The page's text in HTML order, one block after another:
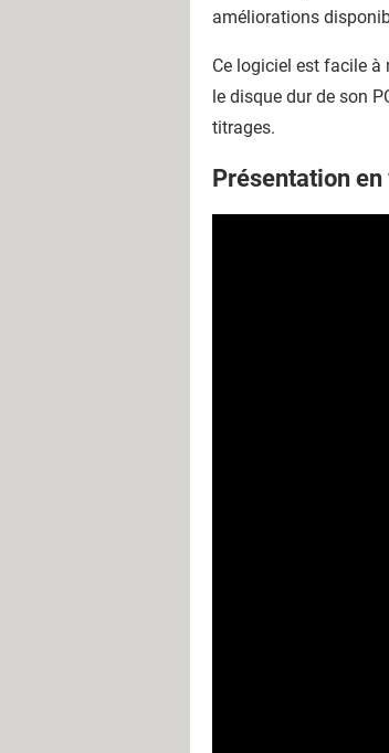
améliorations
Ce logiciel est facile à
le disque dur de son
titrages.
Présentation en